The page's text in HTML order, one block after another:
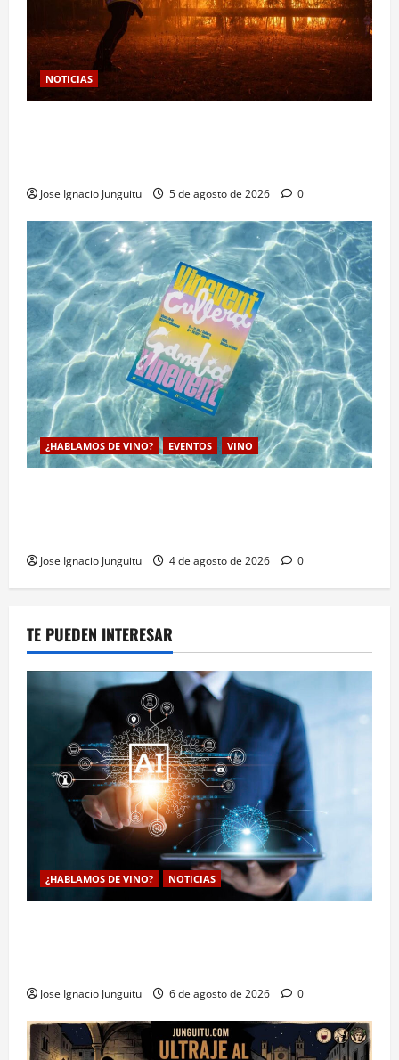
NOTICIAS
Jose Ignacio Junguitu 5 de agosto de 2026 0
¿HABLAMOS DE VINO? EVENTOS VINO
Jose Ignacio Junguitu 4 de agosto de 2026 0
TE PUEDEN INTERESAR
¿HABLAMOS DE VINO? NOTICIAS
Jose Ignacio Junguitu 6 de agosto de 2026 0